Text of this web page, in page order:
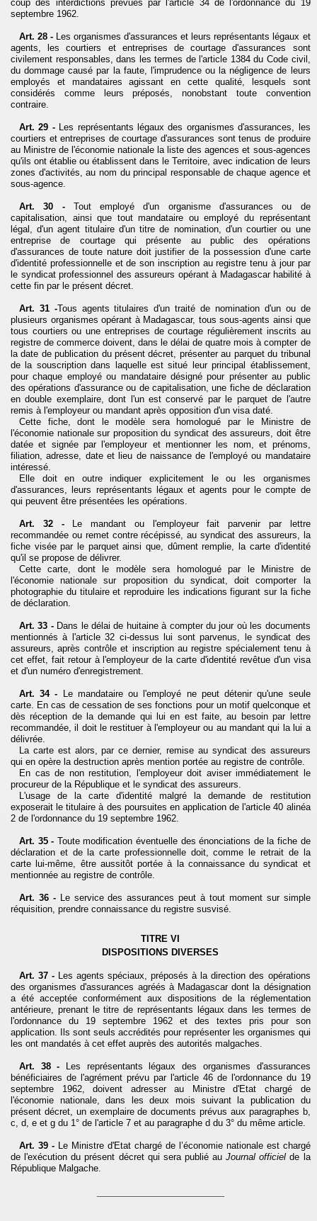
coup des interdictions prévues par l'article 34 de l'ordonnance du 19
septembre 1962.
Art. 28 - Les organismes d'assurances et leurs représentants légaux et
agents, les courtiers et entreprises de courtage d'assurances sont
civilement responsables, dans les termes de l'article 1384 du Code civil,
du dommage causé par la faute, l'imprudence ou la négligence de leurs
employés et mandataires agissant en cette qualité, lesquels sont
considérés comme leurs préposés, nonobstant toute convention
contraire.
Art. 29 -Les représentants légaux des organismes d'assurances, les
courtiers et entreprises de courtage d'assurances sont tenus de produire
au Ministre de l'économie nationale la liste des agences et sous-agences
qu'ils ont établie ou établissent dans le Territoire, avec indication de leurs
zones d'activités, au nom du principal responsable de chaque agence et
sous-agence.
Art. 30 -Tout employé d'un organisme d'assurances ou de
capitalisation, ainsi que tout mandataire ou employé du représentant
légal, d'un agent titulaire d'un titre de nomination, d'un courtier ou une
entreprise de courtage qui présente au public des opérations
d'assurances de toute nature doit justifier de la possession d'une carte
d'identité professionnelle et de son inscription au registre tenu à jour par
le syndicat professionnel des assureurs opérant à Madagascar habilité à
cette fin par le présent décret.
Art. 31 -Tous agents titulaires d'un traité de nomination d'un ou de
plusieurs organismes opérant à Madagascar, tous sous-agents ainsi que
tous courtiers ou une entreprises de courtage régulièrement inscrits au
registre de commerce doivent, dans le délai de quatre mois à compter de
la date de publication du présent décret, présenter au parquet du tribunal
de la souscription dans laquelle est situé leur principal établissement,
pour chaque employé ou mandataire désigné pour présenter au public
des opérations d'assurance ou de capitalisation, une fiche de déclaration
en double exemplaire, dont l'un est conservé par le parquet de l'autre
remis à l'employeur ou mandant après opposition d'un visa daté.
Cette fiche, dont le modèle sera homologué par le Ministre de
l'économie nationale sur proposition du syndicat des assureurs, doit être
datée et signée par l'employeur et mentionner les nom, et prénoms,
filiation, adresse, date et lieu de naissance de l'employé ou mandataire
intéressé.
Elle doit en outre indiquer explicitement le ou les organismes
d'assurances, leurs représentants légaux et agents pour le compte de
qui peuvent être présentées les opérations.
Art. 32 -Le mandant ou l'employeur fait parvenir par lettre
recommandée ou remet contre récépissé, au syndicat des assureurs, la
fiche visée par le parquet ainsi que, dûment remplie, la carte d'identité
qu'il se propose de délivrer.
Cette carte, dont le modèle sera homologué par le Ministre de
l'économie nationale sur proposition du syndicat, doit comporter la
photographie du titulaire et reproduire les indications figurant sur la fiche
de déclaration.
Art. 33 -Dans le délai de huitaine à compter du jour où les documents
mentionnés à l'article 32 ci-dessus lui sont parvenus, le syndicat des
assureurs, après contrôle et inscription au registre spécialement tenu à
cet effet, fait retour à l'employeur de la carte d'identité revêtue d'un visa
et d'un numéro d'enregistrement.
Art. 34 - Le mandataire ou l'employé ne peut détenir qu'une seule
carte. En cas de cessation de ses fonctions pour un motif quelconque et
dès réception de la demande qui lui en est faite, au besoin par lettre
recommandée, il doit le restituer à l'employeur ou au mandant qui la lui a
délivrée.
La carte est alors, par ce dernier, remise au syndicat des assureurs
qui en opère la destruction après mention portée au registre de contrôle.
En cas de non restitution, l'employeur doit aviser immédiatement le
procureur de la République et le syndicat des assureurs.
L'usage de la carte d'identité malgré la demande de restitution
exposerait le titulaire à des poursuites en application de l'article 40 alinéa
2 de l'ordonnance du 19 septembre 1962.
Art. 35 - Toute modification éventuelle des énonciations de la fiche de
déclaration et de la carte professionnelle doit, comme le retrait de la
carte lui-même, être aussitôt portée à la connaissance du syndicat et
mentionnée au registre de contrôle.
Art. 36 -Le service des assurances peut à tout moment sur simple
réquisition, prendre connaissance du registre susvisé.
TITRE VI
DISPOSITIONS DIVERSES
Art. 37 - Les agents spéciaux, préposés à la direction des opérations
des organismes d'assurances agréés à Madagascar dont la désignation
a été acceptée conformément aux dispositions de la réglementation
antérieure, prenant le titre de représentants légaux dans les termes de
l'ordonnance du 19 septembre 1962 et des textes pris pour son
application. Ils sont seuls accrédités pour représenter les organismes qui
les ont mandatés à cet effet auprès des autorités malgaches.
Art. 38 - Les représentants légaux des organismes d'assurances
bénéficiaires de l'agrément prévu par l'article 46 de l'ordonnance du 19
septembre 1962, doivent adresser au Ministre d'Etat chargé de
l'économie nationale, dans les deux mois suivant la publication du
présent décret, un exemplaire de documents prévus aux paragraphes b,
c, d, e et g du 1° de l'article 7 et au paragraphe d du 3° du même article.
Art. 39 -Le Ministre d'Etat chargé de l’économie nationale est chargé
de l'exécution du présent décret qui sera publié auJournal officiel de la
République Malgache.